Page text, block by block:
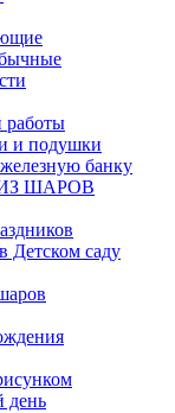
и подушки
банку
ШАРОВ
Детском саду
день